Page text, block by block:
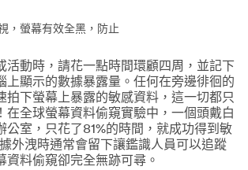
，螢幕有效全黑，防止
活動時，請花一點時間環顧四周，並記下
上顯示的數據暴露量。任何在旁邊徘徊的
拍下螢幕上暴露的敏感資料，這一切都只
在全球螢幕資料偷窺實驗中，一個頭戴白
公室，只花了81%的時間，就成功得到敏
外洩時通常會留下讓鑑識人員可以追蹤
資料偷窺卻完全無跡可尋。